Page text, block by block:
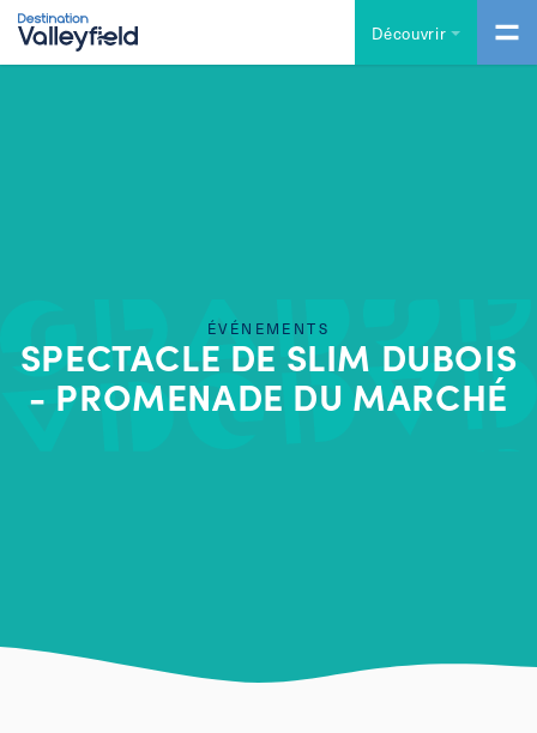
Accéder au contenu principal
Découvrir
ÉVÉNEMENTS
SPECTACLE DE SLIM DUBOIS
- PROMENADE DU MARCHÉ